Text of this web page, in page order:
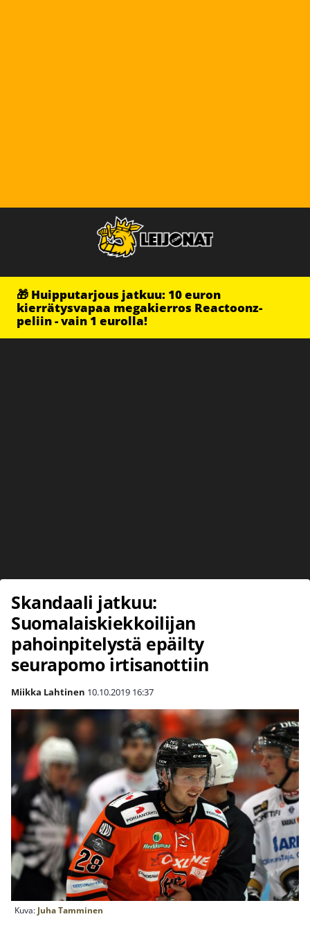
🎁 Huipputarjous jatkuu: 10 euron
kierrätysvapaa megakierros Reactoonz-
peliin - vain 1 eurolla!
Skandaali jatkuu:
Suomalaiskiekkoilijan
pahoinpitelystä epäilty
seurapomo irtisanottiin
Miikka Lahtinen 10.10.2019 16:37
Kuva: Juha Tamminen